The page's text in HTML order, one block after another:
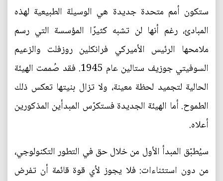
ستكون أمم متحدة جديدة هي الوسيلة الطبيعية لهذه
المبادئ، رغم أنها لن تشبه كثيرًا المؤسسة التي رسم
ملامحها الرئيس الأميركي فرانكلين روزفلت والزعيم
السوفيتي جوزيف ستالين عام 1945. فقد صُممت الهيئة
الحالية لتجميد لحظة معينة، ولا تزال بنيتها تعكس ذلك
الطموح. أما الهيئة الجديدة فستكرّس المبدأين المذكورين
أعلاه.
سيُطبّق المبدأ الأول من خلال حق في التطور التكنولوجي،
من دون استثناءات: فلا يجوز لأي قوة قائمة أن تفرض